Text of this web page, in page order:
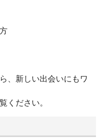
、新しい出会いにもワ
ください。